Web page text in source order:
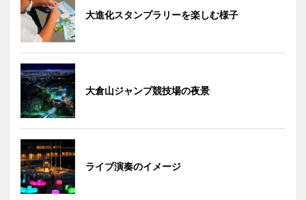
大進化スタンプラリーを楽しむ様子
大倉山ジャンプ競技場の夜景
ライブ演奏のイメージ